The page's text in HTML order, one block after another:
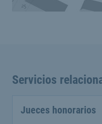
Servicios
Jueces honorarios